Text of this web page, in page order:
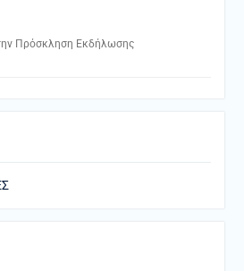
Πρόσκληση Εκδήλωσης